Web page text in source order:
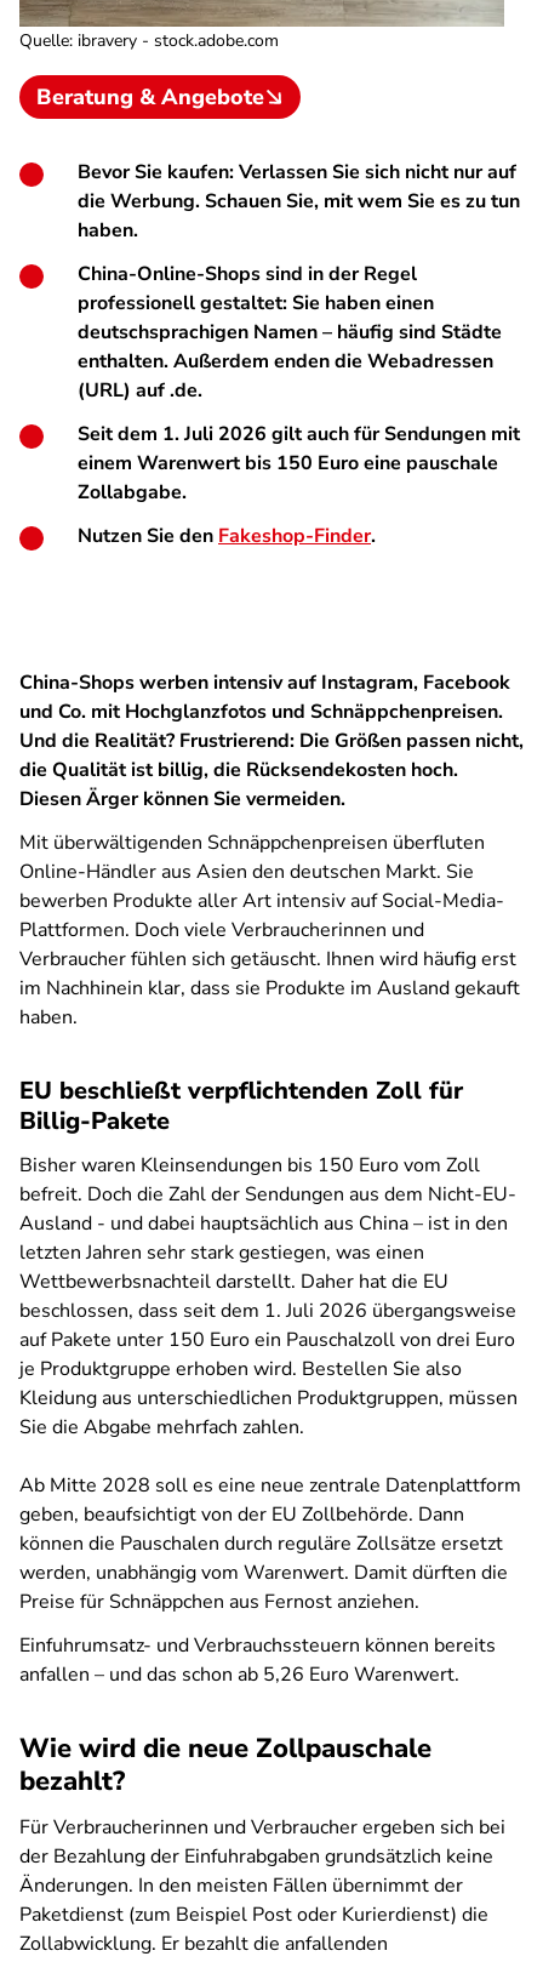
Quelle: ibravery - stock.adobe.com
Beratung & Angebote
Bevor Sie kaufen: Verlassen Sie sich nicht nur auf
die Werbung. Schauen Sie, mit wem Sie es zu tun
haben.
China-Online-Shops sind in der Regel
professionell gestaltet: Sie haben einen
deutschsprachigen Namen – häufig sind Städte
enthalten. Außerdem enden die Webadressen
(URL) auf .de.
Seit dem 1. Juli 2026 gilt auch für Sendungen mit
einem Warenwert bis 150 Euro eine pauschale
Zollabgabe.
Nutzen Sie den Fakeshop-Finder.
China-Shops werben intensiv auf Instagram, Facebook
und Co. mit Hochglanzfotos und Schnäppchenpreisen.
Und die Realität? Frustrierend: Die Größen passen nicht,
die Qualität ist billig, die Rücksendekosten hoch.
Diesen Ärger können Sie vermeiden.
Mit überwältigenden Schnäppchenpreisen überfluten
Online-Händler aus Asien den deutschen Markt. Sie
bewerben Produkte aller Art intensiv auf Social-Media-
Plattformen. Doch viele Verbraucherinnen und
Verbraucher fühlen sich getäuscht. Ihnen wird häufig erst
im Nachhinein klar, dass sie Produkte im Ausland gekauft
haben.
EU beschließt verpflichtenden Zoll für
Billig-Pakete
Bisher waren Kleinsendungen bis 150 Euro vom Zoll
befreit. Doch die Zahl der Sendungen aus dem Nicht-EU-
Ausland - und dabei hauptsächlich aus China – ist in den
letzten Jahren sehr stark gestiegen, was einen
Wettbewerbsnachteil darstellt. Daher hat die EU
beschlossen, dass seit dem 1. Juli 2026 übergangsweise
auf Pakete unter 150 Euro ein Pauschalzoll von drei Euro
je Produktgruppe erhoben wird. Bestellen Sie also
Kleidung aus unterschiedlichen Produktgruppen, müssen
Sie die Abgabe mehrfach zahlen.
Ab Mitte 2028 soll es eine neue zentrale Datenplattform
geben, beaufsichtigt von der EU Zollbehörde. Dann
können die Pauschalen durch reguläre Zollsätze ersetzt
werden, unabhängig vom Warenwert. Damit dürften die
Preise für Schnäppchen aus Fernost anziehen.
Einfuhrumsatz- und Verbrauchssteuern können bereits
anfallen – und das schon ab 5,26 Euro Warenwert.
Wie wird die neue Zollpauschale
bezahlt?
Für Verbraucherinnen und Verbraucher ergeben sich bei
der Bezahlung der Einfuhrabgaben grundsätzlich keine
Änderungen. In den meisten Fällen übernimmt der
Paketdienst (zum Beispiel Post oder Kurierdienst) die
Zollabwicklung. Er bezahlt die anfallenden